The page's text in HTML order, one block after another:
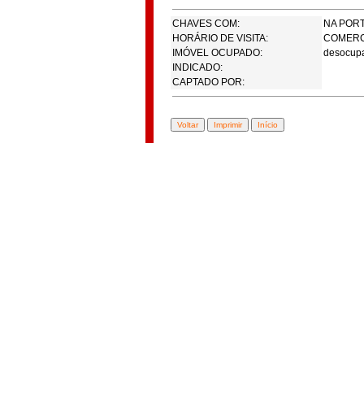
CHAVES COM:
NA
HORÁRIO DE VISITA:
IMÓVEL OCUPADO:
INDICADO:
CAPTADO POR: